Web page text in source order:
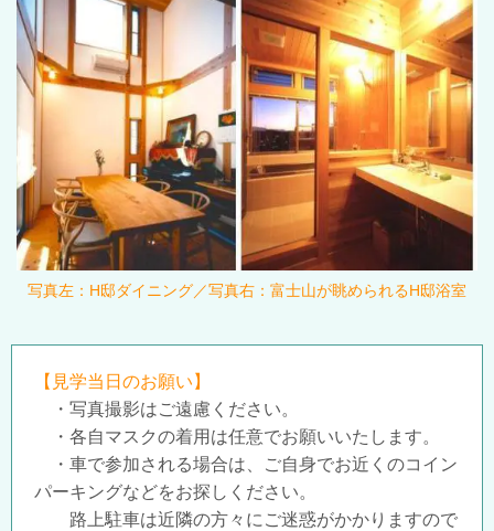
写真左：H邸ダイニング／写真右：富士山が眺められるH邸浴室
【見学当日のお願い】
・写真撮影はご遠慮ください。
・各自マスクの着用は任意でお願いいたします。
・車で参加される場合は、ご自身でお近くのコイン
パーキングなどをお探しください。
路上駐車は近隣の方々にご迷惑がかかりますので